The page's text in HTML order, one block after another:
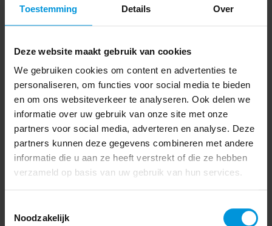
Toestemming Details Over
Deze website maakt gebruik van cookies
We gebruiken cookies om content en advertenties te
personaliseren, om functies voor social media te bieden
en om ons websiteverkeer te analyseren. Ook delen we
informatie over uw gebruik van onze site met onze
partners voor social media, adverteren en analyse. Deze
partners kunnen deze gegevens combineren met andere
informatie die u aan ze heeft verstrekt of die ze hebben
verzameld op basis van uw gebruik van hun services.
Noodzakelijk
Bed Ry 160x200cm - decor - bruin & zwart
Speciale prijs
€ 229,00
Solden
In